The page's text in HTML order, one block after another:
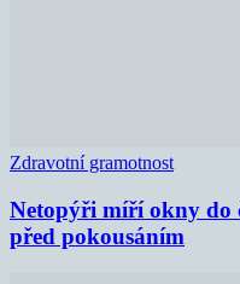
Zdravotní gramotnost
Netopýři míří okny do
před pokousáním